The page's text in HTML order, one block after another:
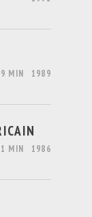
MIN 1989
MIN 1986